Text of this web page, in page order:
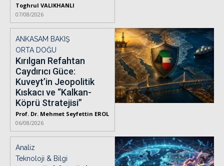
Toghrul VALIKHANLI
07/08/2026
ANKASAM BAKIŞ
ORTA DOĞU
Kırılgan Refahtan
Caydırıcı Güce:
Kuveyt’in Jeopolitik
Kıskacı ve “Kalkan-
Köprü Stratejisi”
Prof. Dr. Mehmet Seyfettin EROL
06/08/2026
Analiz
Teknoloji & Bilgi